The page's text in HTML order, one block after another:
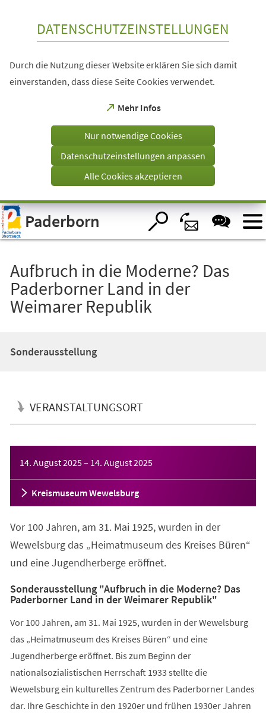
Visuelle
Assistenzsoftware
öffnen.
DATENSCHUTZEINSTELLUNGEN
Durch die Nutzung dieser Website erklären Sie sich damit
einverstanden, dass diese Seite Cookies verwendet.
Mehr Infos
(Öffnet
einem
Tab)
Nur notwendige Cookies
Datenschutzeinstellungen anpassen
Alle Cookies akzeptieren
Paderborn
Aufbruch in die Moderne? Das
Paderborner Land in der
Weimarer Republik
Sonderausstellung
VERANSTALTUNGSORT
14. August 2025– 14. August 2025
Kreismuseum Wewelsburg
Vor 100 Jahren, am 31. Mai 1925, wurden in der
Wewelsburg das „Heimatmuseum des Kreises Büren“
und eine Jugendherberge eröffnet.
Sonderausstellung "Aufbruch in die Moderne? Das
Paderborner Land in der Weimarer Republik"
Vor 100 Jahren, am 31. Mai 1925, wurden in der Wewelsburg
das „Heimatmuseum des Kreises Büren“ und eine
Jugendherberge eröffnet. Bis zum Beginn der
nationalsozialistischen Herrschaft 1933 stellte die
Wewelsburg ein kulturelles Zentrum des Paderborner Landes
dar. Ihre Geschichte in den 1920er und frühen 1930er Jahren